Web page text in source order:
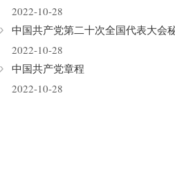
2022-10-28
中国共产党第二十次全国代表大会
2022-10-28
中国共产党章程
2022-10-28